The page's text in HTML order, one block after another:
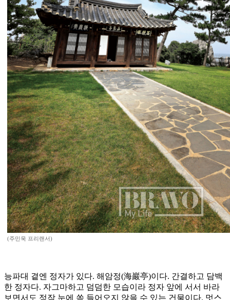
(주민욱 프리랜서)
능파대 곁엔 정자가 있다. 해암정(海巖亭)이다. 간결하고 담백
한 정자다. 자그마하고 덤덤한 모습이라 정자 앞에 서서 바라
보면서도 정작 눈에 쏙 들어오지 않을 수 있는 건물이다. 멋스